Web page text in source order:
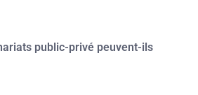
public-privé peuvent-ils